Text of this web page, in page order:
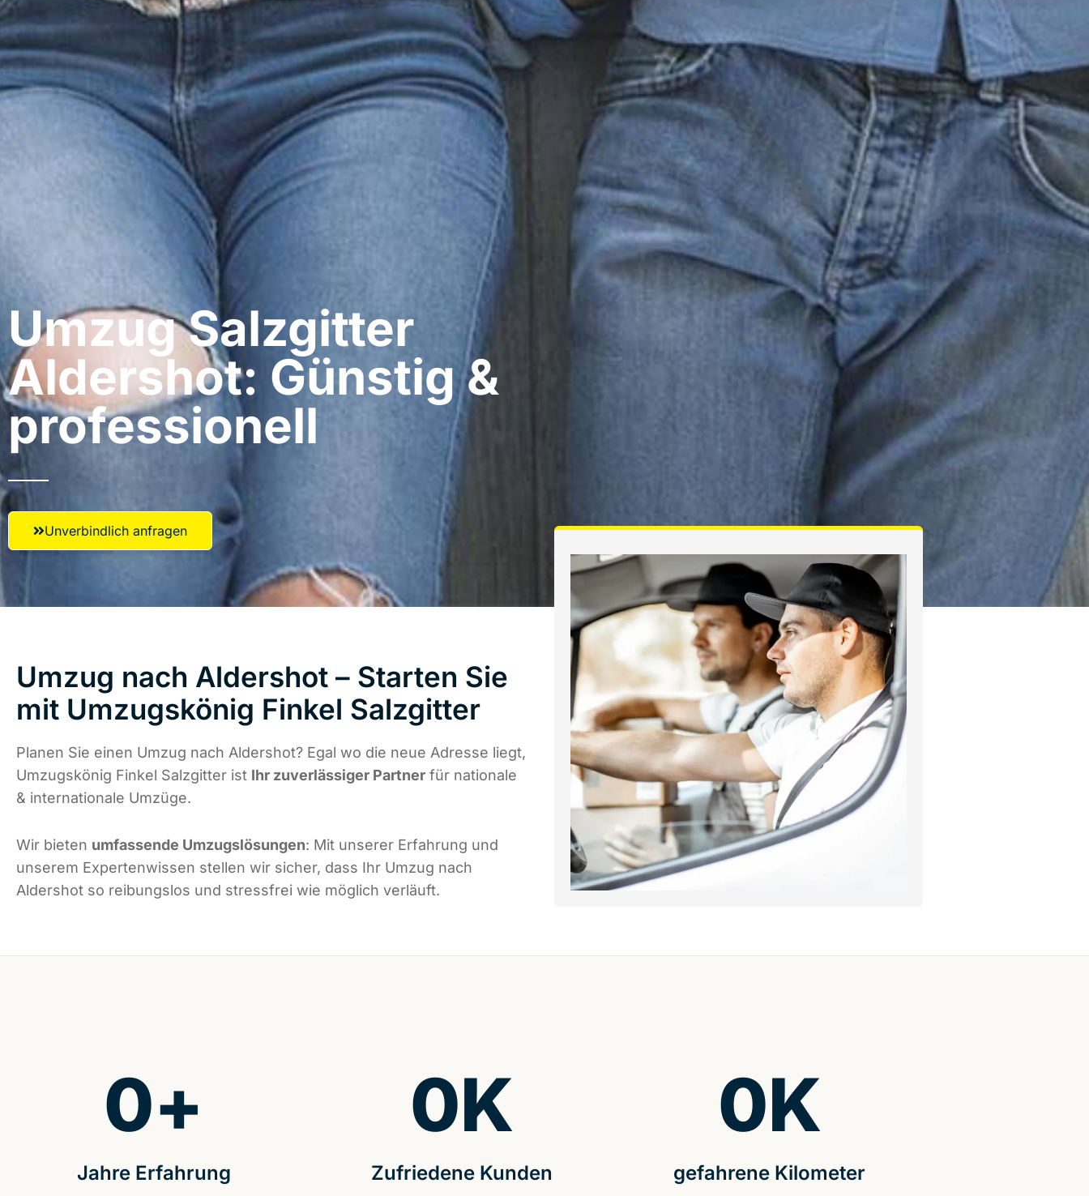
Umzug Salzgitter​
Aldershot: Günstig &
professionell​
Unverbindlich anfragen
Umzug nach Aldershot – Starten Sie
mit Umzugskönig Finkel Salzgitter
Planen Sie einen Umzug nach Aldershot? Egal wo die neue Adresse liegt,
Umzugskönig Finkel Salzgitter ist Ihr zuverlässiger Partner für nationale
& internationale Umzüge.
Wir bieten umfassende Umzugslösungen: Mit unserer Erfahrung und
unserem Expertenwissen stellen wir sicher, dass Ihr Umzug nach
Aldershot so reibungslos und stressfrei wie möglich verläuft.
Jahre Erfahrung
0+
Zufriedene Kunden
0K
gefahrene Kilometer
0K